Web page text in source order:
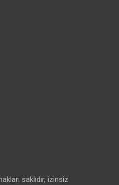
saklıdır, izinsiz